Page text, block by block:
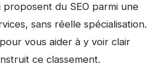
proposent du SEO parmi une
sans réelle spécialisation.
vous aider à y voir clair
ce classement.